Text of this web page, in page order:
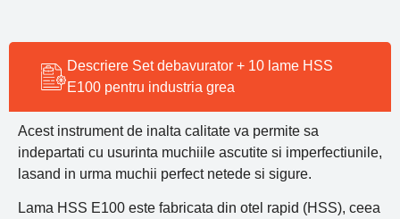
Descriere Set debavurator + 10 lame HSS
E100 pentru industria grea
Acest instrument de inalta calitate va permite sa
indepartati cu usurinta muchiile ascutite si imperfectiunile,
lasand in urma muchii perfect netede si sigure.
Lama HSS E100 este fabricata din otel rapid (HSS), ceea